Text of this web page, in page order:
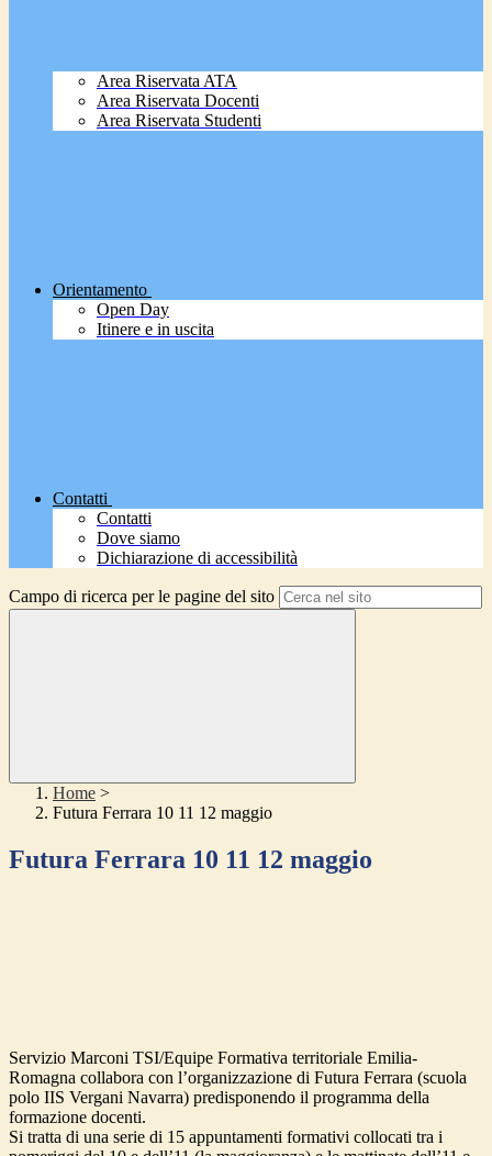
Area Riservata ATA
Area Riservata Docenti
Area Riservata Studenti
Orientamento
Open Day
Itinere e in uscita
Contatti
Contatti
Dove siamo
Dichiarazione di accessibilità
Campo di ricerca per le pagine del sito
Home >
Futura Ferrara 10 11 12 maggio
Futura Ferrara 10 11 12 maggio
Servizio Marconi TSI/Equipe Formativa territoriale Emilia-
Romagna collabora con l’organizzazione di Futura Ferrara (scuola
polo IIS Vergani Navarra) predisponendo il programma della
formazione docenti.
Si tratta di una serie di 15 appuntamenti formativi collocati tra i